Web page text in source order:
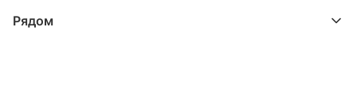
Рядом